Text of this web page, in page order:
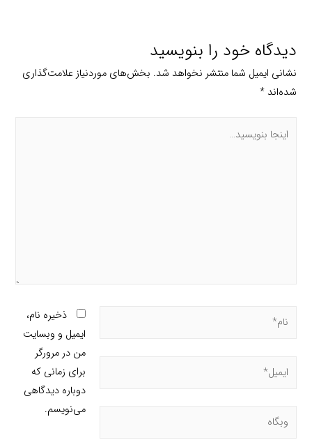
دیدگاه‌ خود را بنویسید
نشانی ایمیل شما منتشر نخواهد شد. بخش‌های موردنیاز علامت‌گذاری
شده‌اند*
ذخیره نام،
ایمیل و وبسایت
من در مرورگر
برای زمانی که
دوباره دیدگاهی
می‌نویسم.